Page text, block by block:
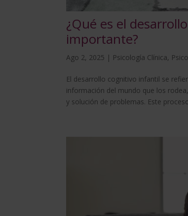
¿Qué es el
importante?
Ago 2, 2025 | Psicología Clínica,
El desarrollo cognitivo infantil se
información del mundo que los
y solución de problemas. Este